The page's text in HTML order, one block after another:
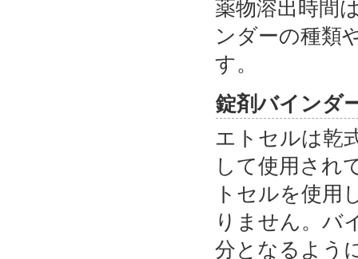
薬物溶出時間
ンダーの種類
す。
錠剤バインダ
エトセルは乾
して使用され
トセルを使用
りません。バ
分となるよう